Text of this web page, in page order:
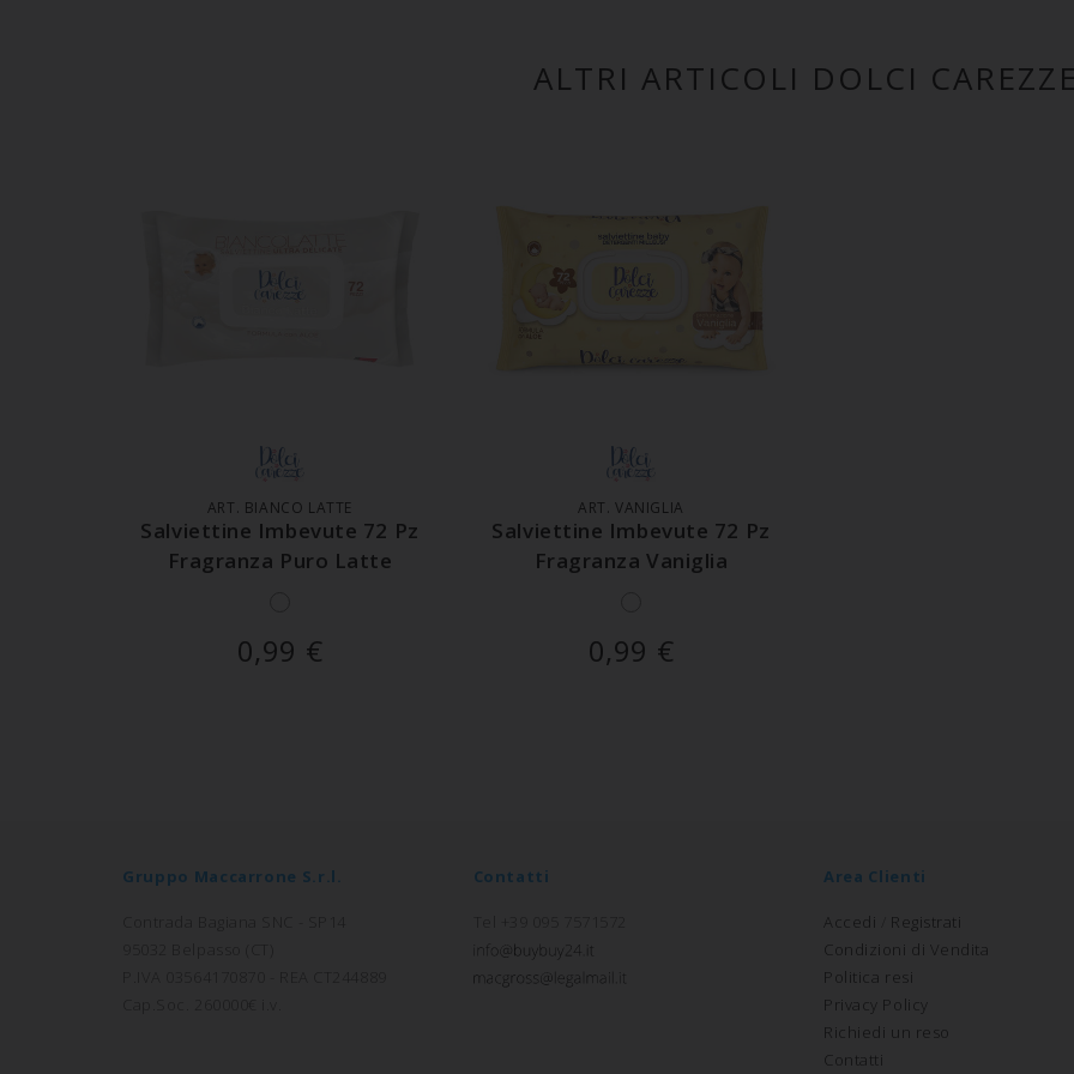
ALTRI ARTICOLI DOLCI
AGGIUNGI AL CARRELLO
ART. BIANCO LATTE
Salviettine Imbevute 72 Pz
Fragranza Puro Latte
0,99 €
AGGIUNGI AL CARRELLO
ART. VANIGLIA
Salviettine Imbevute 72 Pz
Fragranza Vaniglia
0,99 €
Gruppo Maccarrone S.r.l. Contatti Area Clienti
Accedi
Registrati
Condizioni di Vendita
Politica resi
Privacy Policy
Richiedi un reso
Contatti